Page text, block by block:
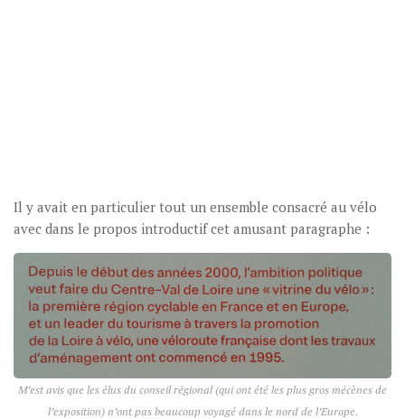
Il y avait en particulier tout un ensemble consacré au vélo
avec dans le propos introductif cet amusant paragraphe :
M’est avis que les élus du conseil régional (qui ont été les plus gros mécènes de
l’exposition) n’ont pas beaucoup voyagé dans le nord de l’Europe.